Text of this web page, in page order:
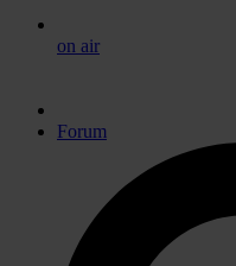
on air
Forum